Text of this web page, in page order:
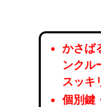
かさば
ンクル
スッキ
個別鍵